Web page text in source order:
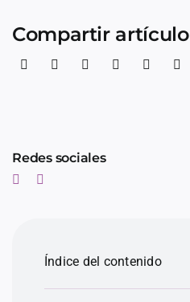
Compartir artículo
Redes sociales
Índice del contenido